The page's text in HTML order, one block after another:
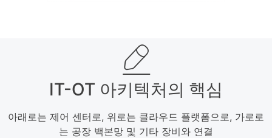
IT-OT 아키텍처의 핵심
아래로는 제어 센터로, 위로는 클라우드 플랫폼으로, 가로로
는 공장 백본망 및 기타 장비와 연결